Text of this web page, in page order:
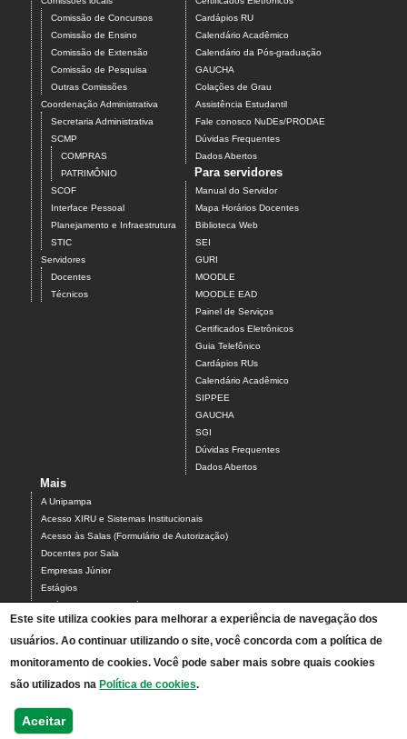
Comissão de Concursos
Comissão de Ensino
Comissão de Extensão
Comissão de Pesquisa
Outras Comissões
Coordenação Administrativa
Secretaria Administrativa
SCMP
COMPRAS
PATRIMÔNIO
SCOF
Interface Pessoal
Planejamento e Infraestrutura
STIC
Servidores
Docentes
Técnicos
Cardápios RU
Calendário Acadêmico
Calendário da Pós-graduação
GAUCHA
Colações de Grau
Assistência Estudantil
Fale conosco NuDEs/PRODAE
Dúvidas Frequentes
Dados Abertos
Para servidores
Manual do Servidor
Mapa Horários Docentes
Biblioteca Web
SEI
GURI
MOODLE
MOODLE EAD
Painel de Serviços
Certificados Eletrônicos
Guia Telefônico
Cardápios RUs
Calendário Acadêmico
SIPPEE
GAUCHA
SGI
Dúvidas Frequentes
Dados Abertos
Mais
A Unipampa
Acesso XIRU e Sistemas Institucionais
Acesso às Salas (Formulário de Autorização)
Docentes por Sala
Empresas Júnior
Estágios
Estágios Campus Bagé
Organograma do Campus Bagé
Programa PARCEIROS DO CAMPUS BAGÉ
Solicitação de Intérprete de Libras
TAEs por Sala
Mapa
Este site utiliza cookies para melhorar a experiência de navegação dos
usuários. Ao continuar utilizando o site, você concorda com a política de
monitoramento de cookies. Você pode saber mais sobre quais cookies
são utilizados na Política de cookies.
Aceitar